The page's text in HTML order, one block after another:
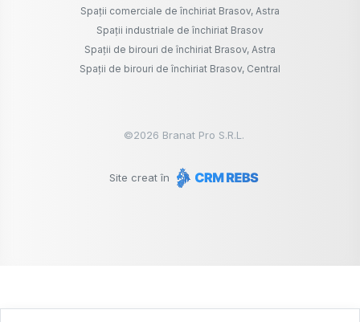
Spații comerciale de închiriat Brasov, Astra
Spații industriale de închiriat Brasov
Spații de birouri de închiriat Brasov, Astra
Spații de birouri de închiriat Brasov, Central
©2026 Branat Pro S.R.L.
Site creat în